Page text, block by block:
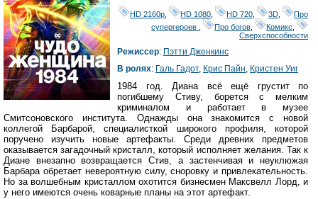
HD 2160р HD 1080 HD 720 3D
Про
супергероев
Про богов Комикс
Сверхспособности
Режиссер: Пэтти Дженкинс
В ролях: Галь Гадот, Крис Пайн, Кристен Уиг
1984 год. Диана всё ещё грустит по
погибшему Стиву, борется с мелким
криминалом и работает в музее
Смитсоновского института. Однажды она знакомится с новой
коллегой Барбарой, специалисткой широкого профиля, которой
поручено изучить новые артефакты. Среди древних предметов
оказывается загадочный кристалл, который исполняет желания. Так к
Диане внезапно возвращается Стив, а застенчивая и неуклюжая
Барбара обретает невероятную силу, сноровку и привлекательность.
Но за волшебным кристаллом охотится бизнесмен Максвелл Лорд, и
у него имеются очень коварные планы на этот артефакт.